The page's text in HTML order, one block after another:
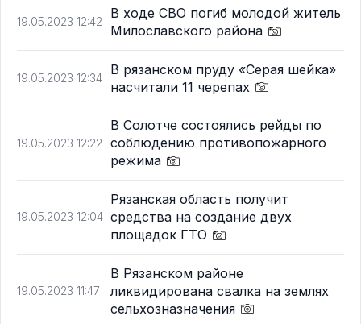
19.05.2023 12:42
В ходе СВО погиб молодой житель
Милославского района
19.05.2023 12:34
В рязанском пруду «Серая шейка»
насчитали 11 черепах
19.05.2023 12:22
В Солотче состоялись рейды по
соблюдению противопожарного
режима
19.05.2023 12:04
Рязанская область получит
средства на создание двух
площадок ГТО
19.05.2023 11:47
В Рязанском районе
ликвидирована свалка на землях
сельхозназначения